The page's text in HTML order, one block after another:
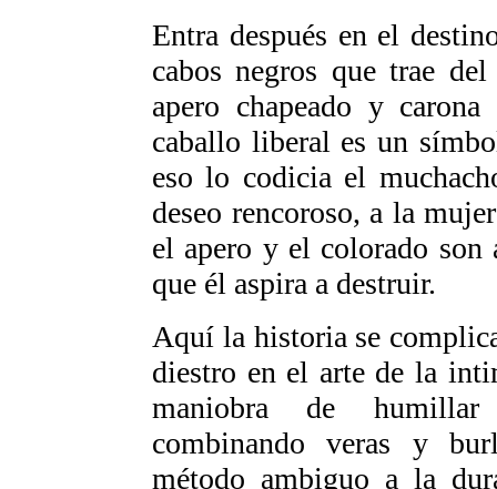
Entra después en el
cabos negros que trae
apero chapeado y
caballo liberal es un
eso lo codicia el
deseo rencoroso, a la
el apero y el colorado
que él aspira a destruir.
Aquí la historia se
diestro en el arte de la
maniobra de humillar
combinando veras y
método ambiguo a la